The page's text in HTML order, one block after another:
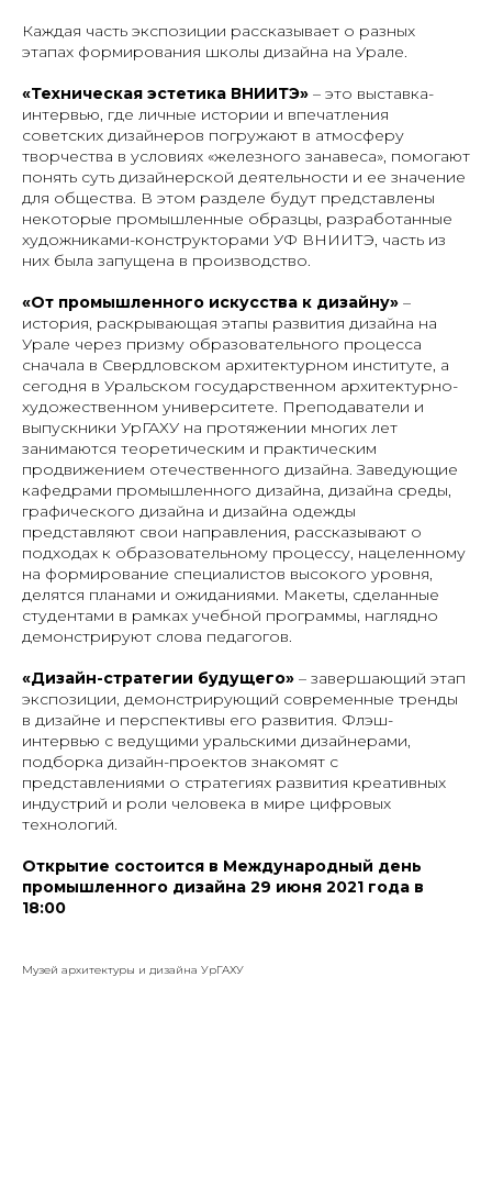
Каждая часть экспозиции рассказывает о разных
этапах формирования школы дизайна на Урале.
«Техническая эстетика ВНИИТЭ» – это выставка-
интервью, где личные истории и впечатления
советских дизайнеров погружают в атмосферу
творчества в условиях «железного занавеса», помогают
понять суть дизайнерской деятельности и ее значение
для общества. В этом разделе будут представлены
некоторые промышленные образцы, разработанные
художниками-конструкторами УФ ВНИИТЭ, часть из
них была запущена в производство.
«От промышленного искусства к дизайну» –
история, раскрывающая этапы развития дизайна на
Урале через призму образовательного процесса
сначала в Свердловском архитектурном институте, а
сегодня в Уральском государственном архитектурно-
художественном университете. Преподаватели и
выпускники УрГАХУ на протяжении многих лет
занимаются теоретическим и практическим
продвижением отечественного дизайна. Заведующие
кафедрами промышленного дизайна, дизайна среды,
графического дизайна и дизайна одежды
представляют свои направления, рассказывают о
подходах к образовательному процессу, нацеленному
на формирование специалистов высокого уровня,
делятся планами и ожиданиями. Макеты, сделанные
студентами в рамках учебной программы, наглядно
демонстрируют слова педагогов.
«Дизайн-стратегии будущего» – завершающий этап
экспозиции, демонстрирующий современные тренды
в дизайне и перспективы его развития. Флэш-
интервью с ведущими уральскими дизайнерами,
подборка дизайн-проектов знакомят с
представлениями о стратегиях развития креативных
индустрий и роли человека в мире цифровых
технологий.
Открытие состоится в Международный день
промышленного дизайна 29 июня 2021 года в
18:00
Музей архитектуры и дизайна УрГАХУ